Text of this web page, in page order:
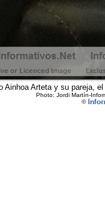
Ainhoa Arteta y su pareja,
Photo: Jordi Martín-
©